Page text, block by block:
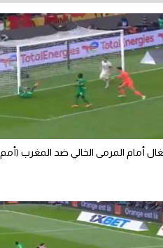
أمام المرمى الخالي ضد المغرب (أمم